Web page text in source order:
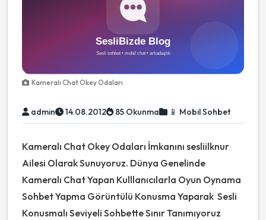
Kameralı Chat Okey Odaları
admin 14.08.2012 85 Okunma 📱 Mobil Sohbet
Kameralı Chat Okey Odaları İmkanını sesliilknur
Ailesi Olarak Sunuyoruz. Dünya Genelinde
Kameralı Chat Yapan Kulllanıcılarla Oyun Oynama
Sohbet Yapma Görüntülü Konusma Yaparak Sesli
Konusmalı Seviyeli Sohbette Sınır Tanımıyoruz